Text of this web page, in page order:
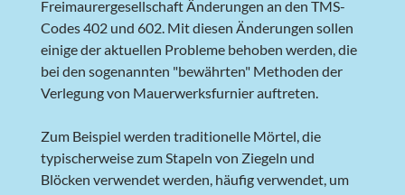
Freimaurergesellschaft Änderungen an den TMS-
Codes 402 und 602. Mit diesen Änderungen sollen
einige der aktuellen Probleme behoben werden, die
bei den sogenannten "bewährten" Methoden der
Verlegung von Mauerwerksfurnier auftreten.
Zum Beispiel werden traditionelle Mörtel, die
typischerweise zum Stapeln von Ziegeln und
Blöcken verwendet werden, häufig verwendet, um